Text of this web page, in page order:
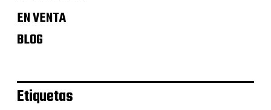
EN VENTA
BLOG
Etiquetas